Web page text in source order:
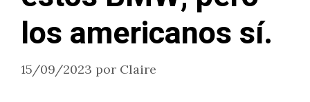
los americanos sí.
15/09/2023 por Claire